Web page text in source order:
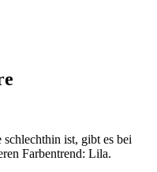
ist, gibt es bei
Farbentrend: Lila.